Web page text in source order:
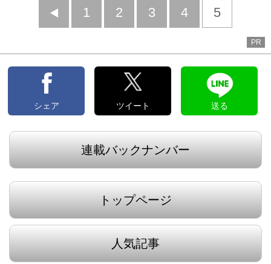
前
1 2 3 4 5
PR
シェア ツイート 送る
連載バックナンバー
トップページ
人気記事